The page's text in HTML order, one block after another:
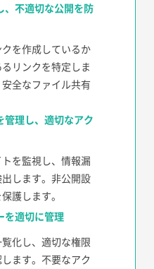
、不適切な公開を防
を作成しているか
リンクを特定しま
全なファイル共有
管理し、適切なアク
を監視し、情報漏
します。非公開設
護します。
を適切に管理
化し、適切な権限
ます。不要なアク